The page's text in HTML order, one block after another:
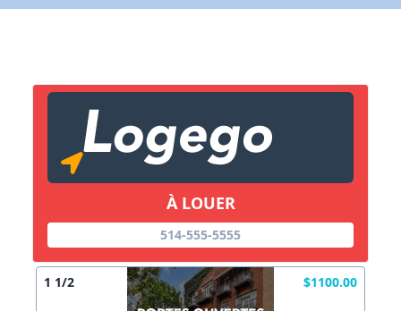
À LOUER
514-555-5555
1 1/2 $1100.00
Lien vers inscription (sera inclus dans courriel)
Copier lien
X Fermer
X Fermer